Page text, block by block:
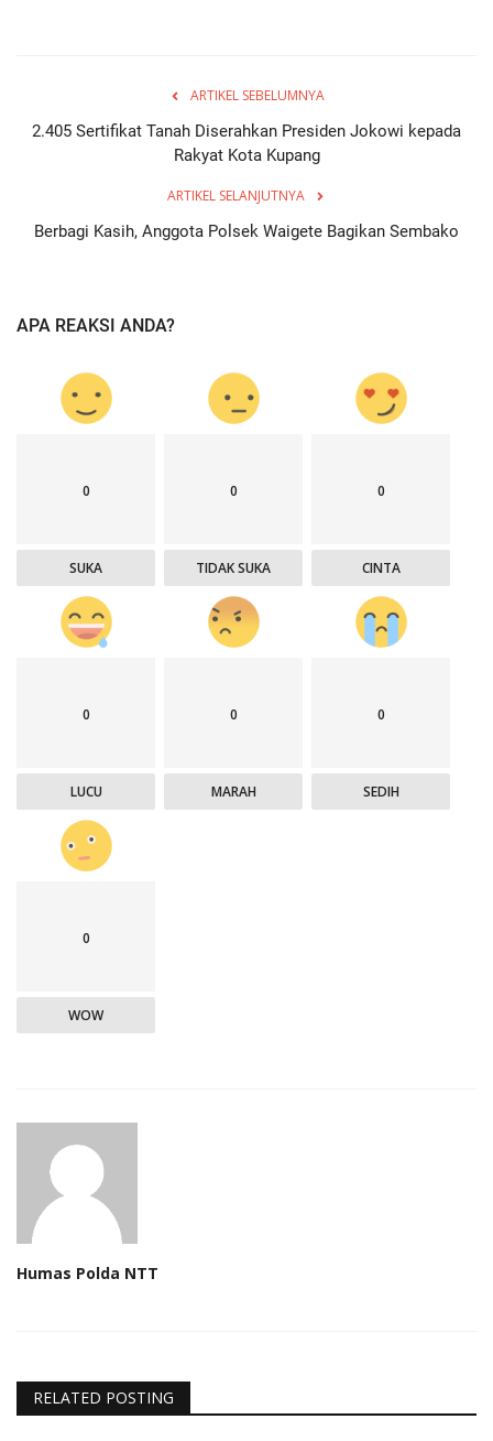
ARTIKEL SEBELUMNYA
2.405 Sertifikat Tanah Diserahkan Presiden Jokowi kepada
Rakyat Kota Kupang
ARTIKEL SELANJUTNYA
Berbagi Kasih, Anggota Polsek Waigete Bagikan Sembako
APA REAKSI ANDA?
0
SUKA
0
TIDAK SUKA
0
CINTA
0
LUCU
0
MARAH
0
SEDIH
0
WOW
Humas Polda NTT
RELATED POSTING